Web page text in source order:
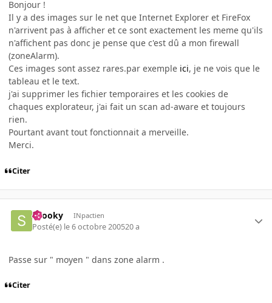
Bonjour !
Il y a des images sur le net que Internet Explorer et FireFox
n'arrivent pas à afficher et ce sont exactement les meme qu'ils
n'affichent pas donc je pense que c'est dû a mon firewall
(zoneAlarm).
Ces images sont assez rares.par exemple ici, je ne vois que le
tableau et le text.
j'ai supprimer les fichier temporaires et les cookies de
chaques explorateur, j'ai fait un scan ad-aware et toujours
rien.
Pourtant avant tout fonctionnait a merveille.
Merci.
Citer
snooky INpactien
Posté(e) le 6 octobre 200520 a
Passe sur " moyen " dans zone alarm .
Citer